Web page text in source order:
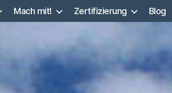
Mach mit! Zertifizierung Blog